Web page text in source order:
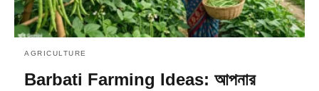
AGRICULTURE
Barbati Farming Ideas: আপনার